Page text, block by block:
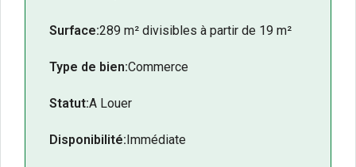
Surface:289 m² divisibles à partir de 19 m²
Type de bien:Commerce
Statut:A Louer
Disponibilité:Immédiate